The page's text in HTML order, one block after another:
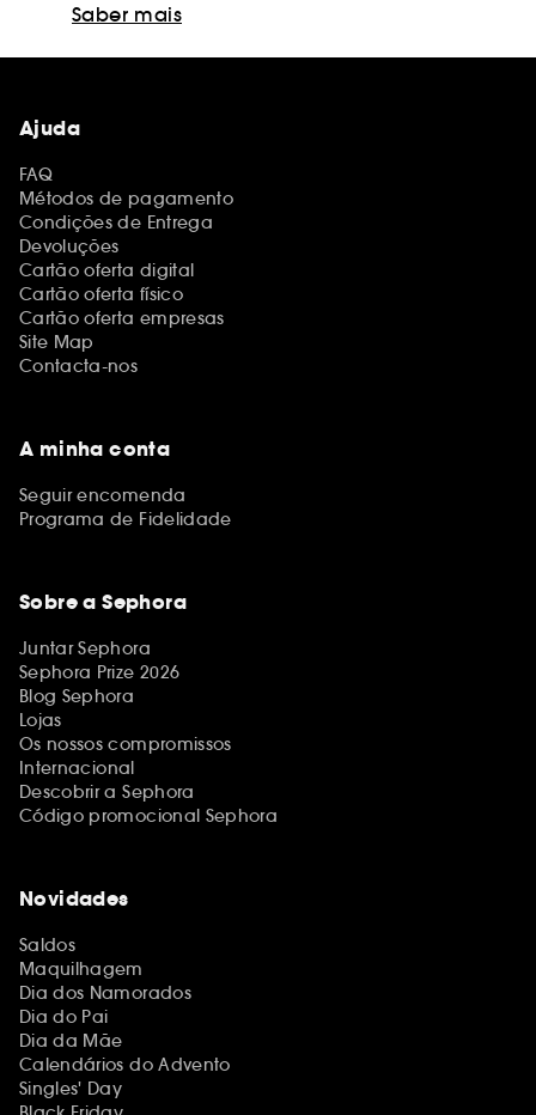
Saber mais
Ajuda
FAQ
Métodos de pagamento
Condições de Entrega
Devoluções
Cartão oferta digital
Cartão oferta físico
Cartão oferta empresas
Site Map
Contacta-nos
A minha conta
Seguir encomenda
Programa de Fidelidade
Sobre a Sephora
Juntar Sephora
Sephora Prize 2026
Blog Sephora
Lojas
Os nossos compromissos
Internacional
Descobrir a Sephora
Código promocional Sephora
Novidades
Saldos
Maquilhagem
Dia dos Namorados
Dia do Pai
Dia da Mãe
Calendários do Advento
Singles' Day